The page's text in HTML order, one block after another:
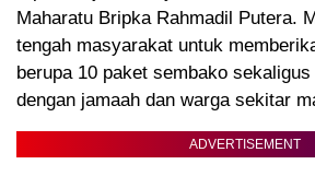
Maharatu Bripka Rahmadil Putera.
tengah masyarakat untuk
berupa 10 paket sembako
dengan jamaah dan warga sekitar
ADVERTISEMENT